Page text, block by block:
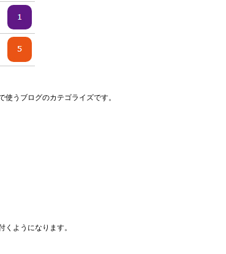
うブログのカテゴライズです。
くようになります。